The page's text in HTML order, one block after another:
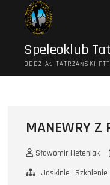
Speleoklub
ODDZIAŁ TATRZAŃSKI
MANEWRY Z
Sławomir Heteniak
Jaskinie
Szkolenie